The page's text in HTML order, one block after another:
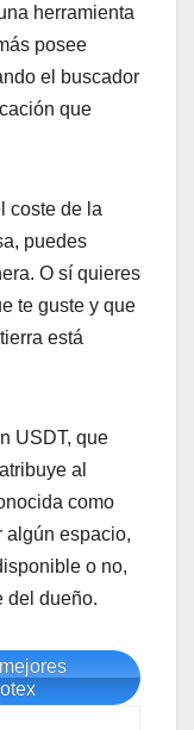
herramienta
posee
el buscador
que
coste de la
puedes
O sí quieres
te guste y que
está
USDT, que
al
como
algún espacio,
o no,
del dueño.